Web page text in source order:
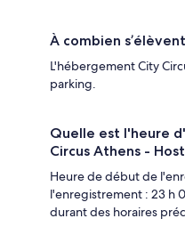
À combien
L'hébergement City
parking.
Quelle est l'heure
Circus Athens -
Heure de début de
l'enregistrement : 23 h
durant des horaires